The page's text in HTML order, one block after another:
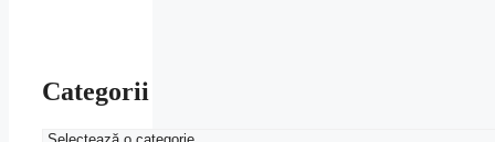
Categorii
Categorii